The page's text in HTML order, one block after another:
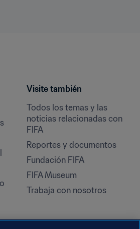
Visite también
Todos los temas y las
noticias relacionadas con
FIFA
Reportes y documentos
Fundación FIFA
FIFA Museum
Trabaja con nosotros